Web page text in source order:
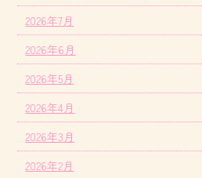
2026年7月
2026年6月
2026年5月
2026年4月
2026年3月
2026年2月